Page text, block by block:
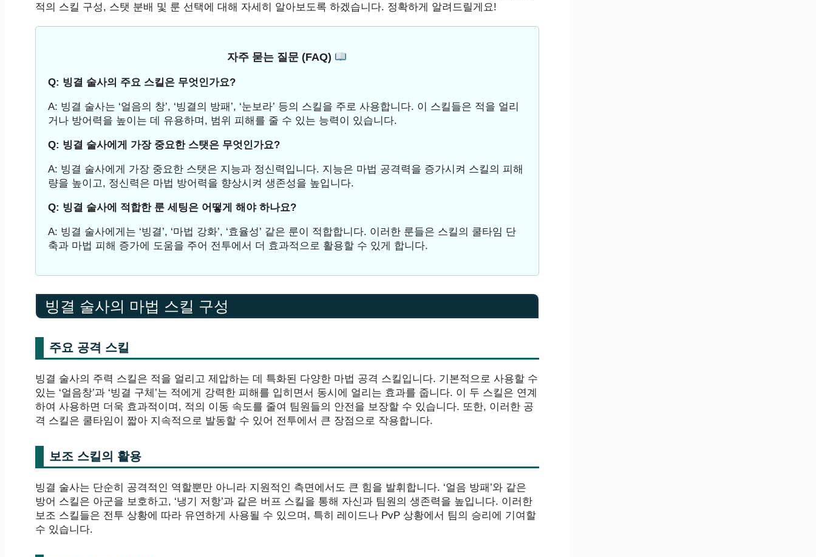
적의 스킬 구성, 스탯 분배 및 룬 선택에 대해 자세히 알아보도록 하겠습니다. 정확하게 알려드릴게요!
자주 묻는 질문 (FAQ)
Q: 빙결 술사의 주요 스킬은 무엇인가요?
A: 빙결 술사는 ‘얼음의 창’, ‘빙결의 방패’, ‘눈보라’ 등의 스킬을 주로 사용합니다. 이 스킬들은 적을 얼리
거나 방어력을 높이는 데 유용하며, 범위 피해를 줄 수 있는 능력이 있습니다.
Q: 빙결 술사에게 가장 중요한 스탯은 무엇인가요?
A: 빙결 술사에게 가장 중요한 스탯은 지능과 정신력입니다. 지능은 마법 공격력을 증가시켜 스킬의 피해
량을 높이고, 정신력은 마법 방어력을 향상시켜 생존성을 높입니다.
Q: 빙결 술사에 적합한 룬 세팅은 어떻게 해야 하나요?
A: 빙결 술사에게는 ‘빙결’, ‘마법 강화’, ‘효율성’ 같은 룬이 적합합니다. 이러한 룬들은 스킬의 쿨타임 단
축과 마법 피해 증가에 도움을 주어 전투에서 더 효과적으로 활용할 수 있게 합니다.
빙결 술사의 마법 스킬 구성
주요 공격 스킬
빙결 술사의 주력 스킬은 적을 얼리고 제압하는 데 특화된 다양한 마법 공격 스킬입니다. 기본적으로 사용할 수
있는 ‘얼음창’과 ‘빙결 구체’는 적에게 강력한 피해를 입히면서 동시에 얼리는 효과를 줍니다. 이 두 스킬은 연계
하여 사용하면 더욱 효과적이며, 적의 이동 속도를 줄여 팀원들의 안전을 보장할 수 있습니다. 또한, 이러한 공
격 스킬은 쿨타임이 짧아 지속적으로 발동할 수 있어 전투에서 큰 장점으로 작용합니다.
보조 스킬의 활용
빙결 술사는 단순히 공격적인 역할뿐만 아니라 지원적인 측면에서도 큰 힘을 발휘합니다. ‘얼음 방패’와 같은
방어 스킬은 아군을 보호하고, ‘냉기 저항’과 같은 버프 스킬을 통해 자신과 팀원의 생존력을 높입니다. 이러한
보조 스킬들은 전투 상황에 따라 유연하게 사용될 수 있으며, 특히 레이드나 PvP 상황에서 팀의 승리에 기여할
수 있습니다.